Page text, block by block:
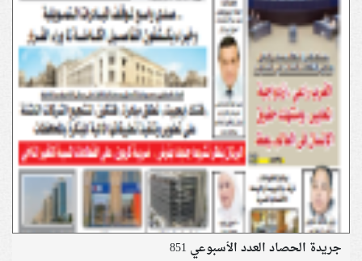
جريدة الحصاد العدد الأسبوعي 851